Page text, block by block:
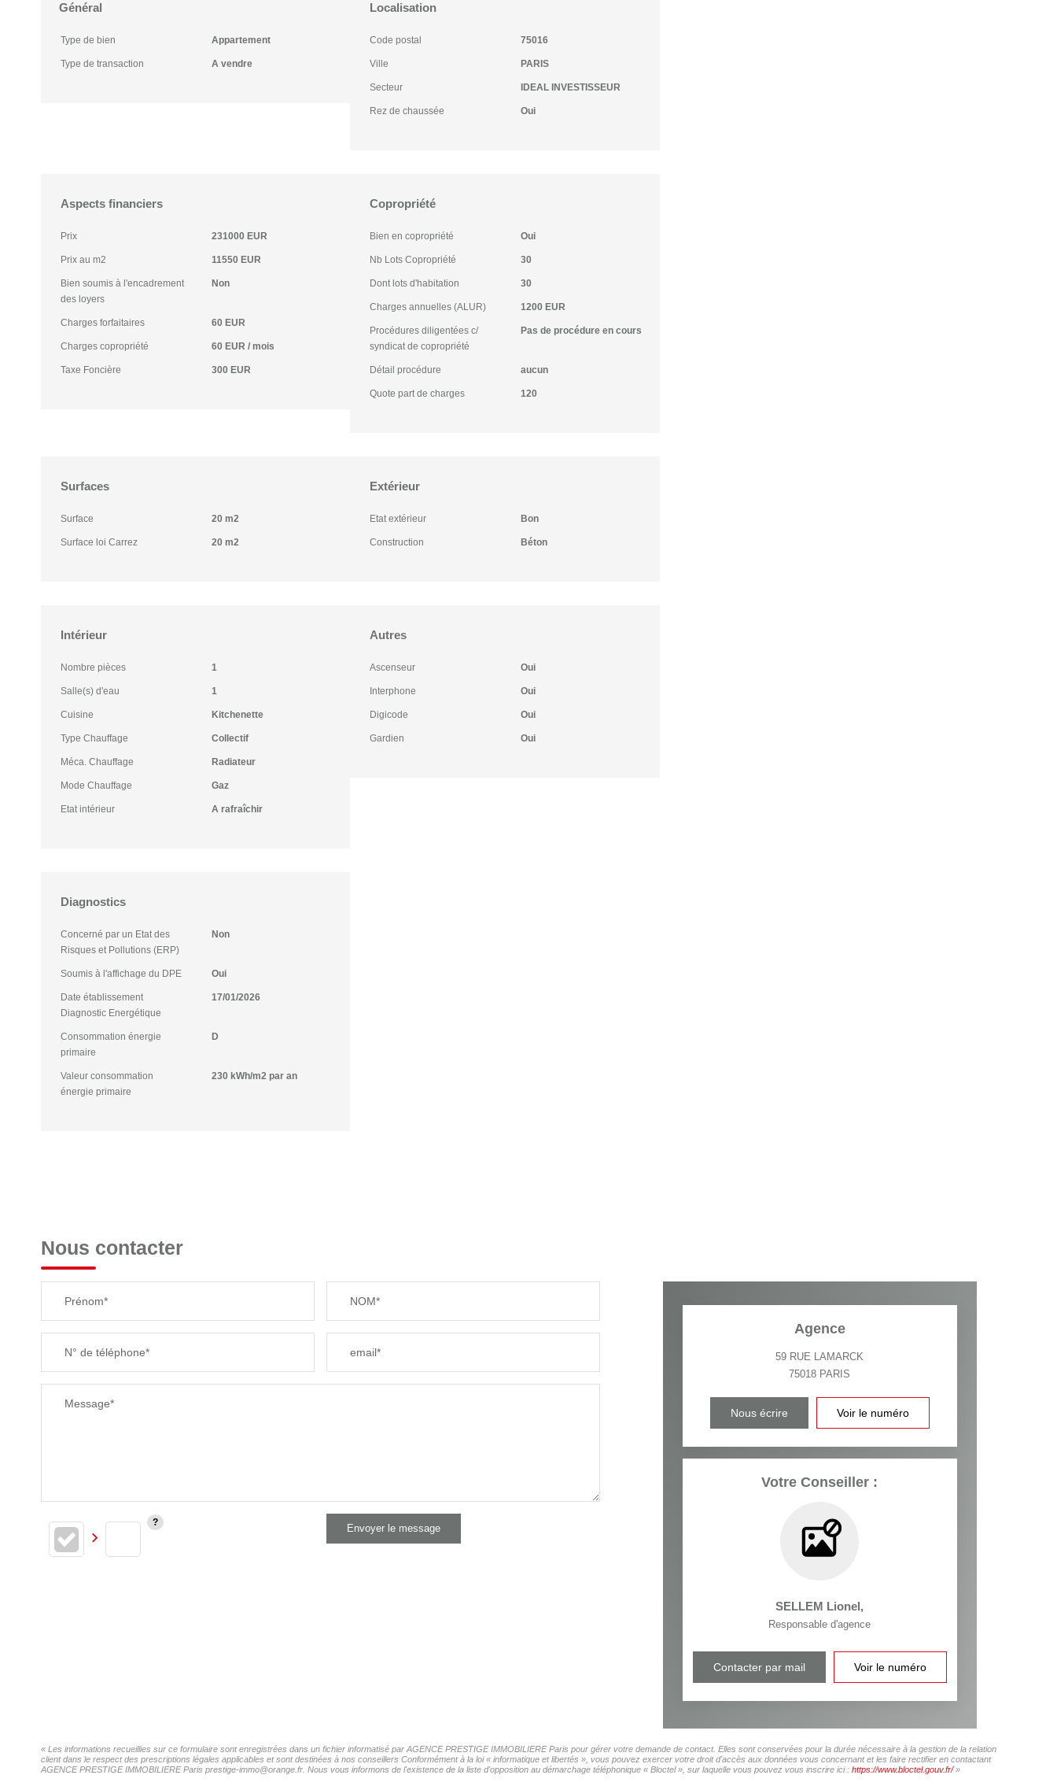
Général
Type de bien Appartement
Type de transaction A vendre
Localisation
Code postal 75016
Ville PARIS
Secteur IDEAL INVESTISSEUR
Rez de chaussée Oui
Aspects financiers
Prix 231000 EUR
Prix au m2 11550 EUR
Bien soumis à l'encadrement
des loyers
Non
Charges forfaitaires 60 EUR
Charges copropriété 60 EUR / mois
Taxe Foncière 300 EUR
Copropriété
Bien en copropriété Oui
Nb Lots Copropriété 30
Dont lots d'habitation 30
Charges annuelles (ALUR) 1200 EUR
Procédures diligentées c/
syndicat de copropriété
Pas de procédure en cours
Détail procédure aucun
Quote part de charges 120
Surfaces
Surface 20 m2
Surface loi Carrez 20 m2
Extérieur
Etat extérieur Bon
Construction Béton
Intérieur
Nombre pièces 1
Salle(s) d'eau 1
Cuisine Kitchenette
Type Chauffage Collectif
Méca. Chauffage Radiateur
Mode Chauffage Gaz
Etat intérieur A rafraîchir
Autres
Ascenseur Oui
Interphone Oui
Digicode Oui
Gardien Oui
Diagnostics
Concerné par un Etat des
Risques et Pollutions (ERP)
Non
Soumis à l'affichage du DPE Oui
Date établissement
Diagnostic Energétique
17/01/2026
Consommation énergie
primaire
D
Valeur consommation
énergie primaire
230 kWh/m2 par an
Nous contacter
Prénom* NOM*
N° de téléphone* email*
Message*
Envoyer le message
Agence
59 RUE LAMARCK
75018 PARIS
Nous écrire Voir le numéro
Votre Conseiller :
SELLEM Lionel,
Responsable d'agence
Contacter par mail Voir le numéro
« Les informations recueillies sur ce formulaire sont enregistrées dans un fichier informatisé par AGENCE PRESTIGE IMMOBILIERE Paris pour gérer votre demande de contact. Elles sont conservées pour la durée nécessaire à la gestion de la relation
client dans le respect des prescriptions légales applicables et sont destinées à nos conseillers Conformément à la loi « informatique et libertés », vous pouvez exercer votre droit d'accès aux données vous concernant et les faire rectifier en contactant
AGENCE PRESTIGE IMMOBILIERE Paris prestige-immo@orange.fr. Nous vous informons de l'existence de la liste d'opposition au démarchage téléphonique « Bloctel », sur laquelle vous pouvez vous inscrire ici : https://www.bloctel.gouv.fr/»